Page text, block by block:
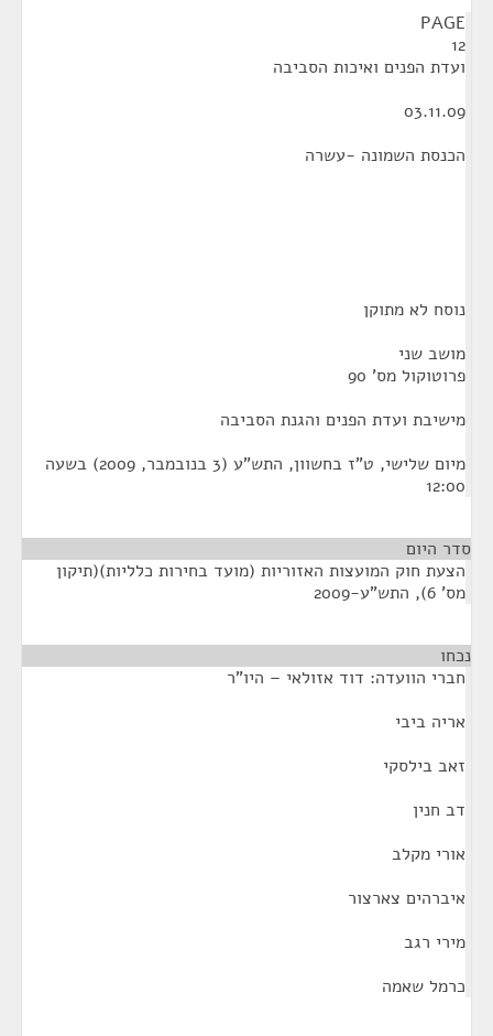
PAGE
12
ועדת הפנים ואיכות הסביבה
03.11.09
הכנסת השמונה -עשרה
נוסח לא מתוקן
מושב שני
פרוטוקול מס' 90
מישיבת ועדת הפנים והגנת הסביבה
מיום שלישי, ט"ז בחשוון, התש"ע (3 בנובמבר, 2009) בשעה
12:00
סדר היום
הצעת חוק המועצות האזוריות (מועד בחירות כלליות)(תיקון
מס' 6), התש"ע-2009
נכחו
חברי הוועדה: דוד אזולאי – היו"ר
אריה ביבי
זאב בילסקי
דב חנין
אורי מקלב
איברהים צארצור
מירי רגב
כרמל שאמה